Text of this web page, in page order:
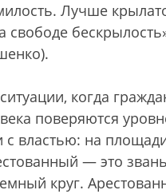
Лучше
свободе
когда
поверяются
властью: на
— это
круг.